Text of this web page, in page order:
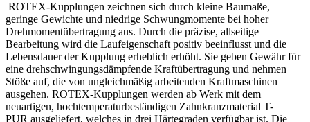
ROTEX-Kupplungen zeichnen sich durch kleine Baumaße,
geringe Gewichte und niedrige Schwungmomente bei hoher
Drehmomentübertragung aus. Durch die präzise, allseitige
Bearbeitung wird die Laufeigenschaft positiv beeinflusst und die
Lebensdauer der Kupplung erheblich erhöht. Sie geben Gewähr für
eine drehschwingungsdämpfende Kraftübertragung und nehmen
Stöße auf, die von ungleichmäßig arbeitenden Kraftmaschinen
ausgehen. ROTEX-Kupplungen werden ab Werk mit dem
neuartigen, hochtemperaturbeständigen Zahnkranzmaterial T-
PUR ausgeliefert, welches in drei Härtegraden verfügbar ist. Die